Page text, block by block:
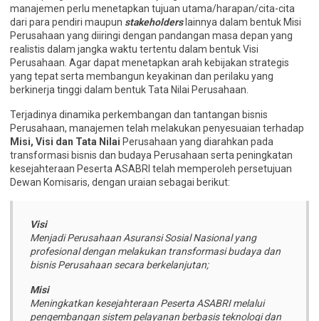
manajemen perlu menetapkan tujuan utama/harapan/cita-cita
dari para pendiri maupun stakeholderslainnya dalam bentuk Misi
Perusahaan yang diiringi dengan pandangan masa depan yang
realistis dalam jangka waktu tertentu dalam bentuk Visi
Perusahaan. Agar dapat menetapkan arah kebijakan strategis
yang tepat serta membangun keyakinan dan perilaku yang
berkinerja tinggi dalam bentuk Tata Nilai Perusahaan.
Terjadinya dinamika perkembangan dan tantangan bisnis
Perusahaan, manajemen telah melakukan penyesuaian terhadap
Misi, Visi dan Tata Nilai Perusahaan yang diarahkan pada
transformasi bisnis dan budaya Perusahaan serta peningkatan
kesejahteraan Peserta ASABRI telah memperoleh persetujuan
Dewan Komisaris, dengan uraian sebagai berikut:
Visi
Menjadi Perusahaan Asuransi Sosial Nasional yang
profesional dengan melakukan transformasi budaya dan
bisnis Perusahaan secara berkelanjutan;
Misi
Meningkatkan kesejahteraan Peserta ASABRI melalui
pengembangan sistem pelayanan berbasis teknologi dan